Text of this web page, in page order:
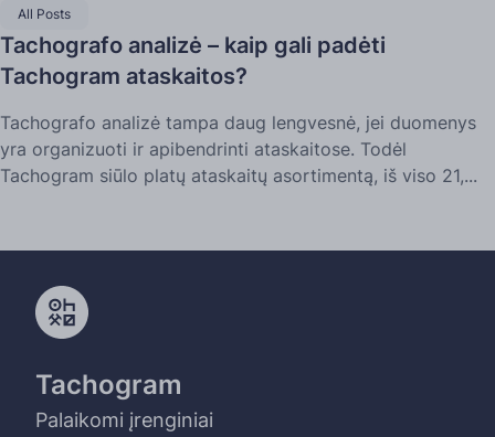
All Posts
Tachografo analizė – kaip gali padėti
Tachogram ataskaitos?
Tachografo analizė tampa daug lengvesnė, jei duomenys
yra organizuoti ir apibendrinti ataskaitose. Todėl
Tachogram siūlo platų ataskaitų asortimentą, iš viso 21,...
Tachogram
Palaikomi įrenginiai